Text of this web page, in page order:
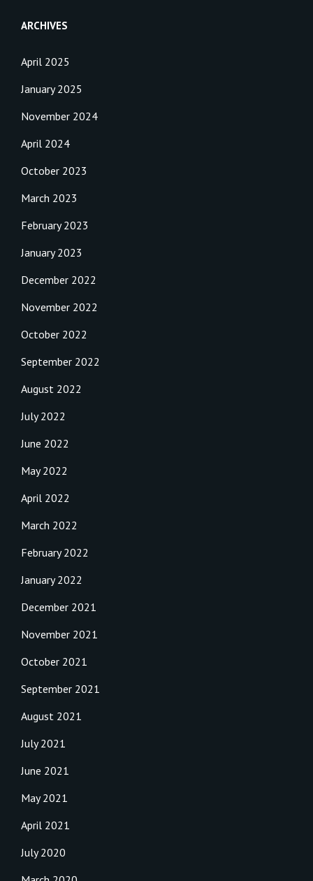
ARCHIVES
April 2025
January 2025
November 2024
April 2024
October 2023
March 2023
February 2023
January 2023
December 2022
November 2022
October 2022
September 2022
August 2022
July 2022
June 2022
May 2022
April 2022
March 2022
February 2022
January 2022
December 2021
November 2021
October 2021
September 2021
August 2021
July 2021
June 2021
May 2021
April 2021
July 2020